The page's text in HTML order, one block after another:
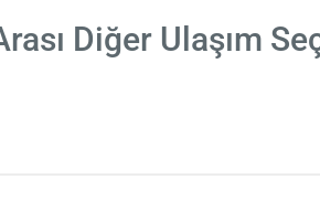
Diğer Ulaşım